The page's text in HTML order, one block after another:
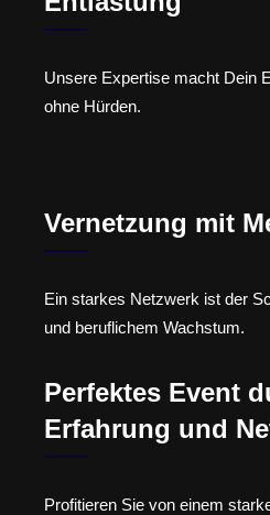
Unsere Expertise macht Dein
ohne Hürden.
Vernetzung mit
Ein starkes Netzwerk ist der
und beruflichem Wachstum.
Perfektes Event
Erfahrung und
Profitieren Sie von einem